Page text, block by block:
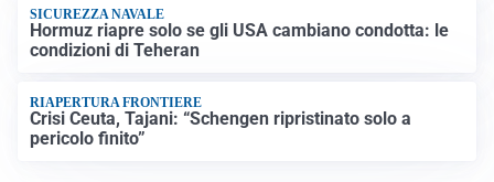
SICUREZZA NAVALE
Hormuz riapre solo se gli USA cambiano condotta: le
condizioni di Teheran
RIAPERTURA FRONTIERE
Crisi Ceuta, Tajani: “Schengen ripristinato solo a
pericolo finito”